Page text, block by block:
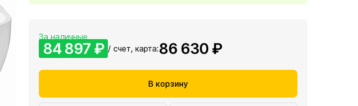
За наличные
84 897 ₽ / счет, карта:86 630 ₽
В корзину